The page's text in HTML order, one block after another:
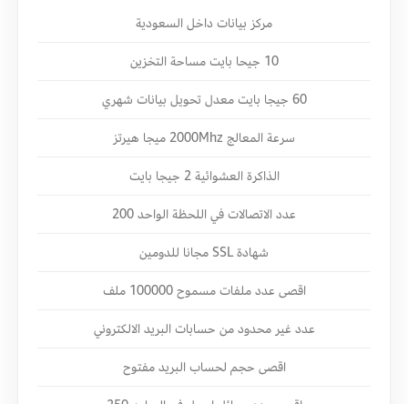
مركز بيانات داخل السعودية
10 جيحا بايت مساحة التخزين
60 جيجا بايت معدل تحويل بيانات شهري
سرعة المعالج 2000Mhz ميجا هيرتز
الذاكرة العشوائية 2 جيجا بايت
عدد الاتصالات في اللحظة الواحد 200
شهادة SSL مجانا للدومين
اقصى عدد ملفات مسموح 100000 ملف
عدد غير محدود من حسابات البريد الالكتروني
اقصى حجم لحساب البريد مفتوح